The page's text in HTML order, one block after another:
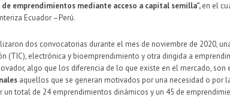
emprendimientos mediante acceso a capital semilla”,en el
Ecuador –Perú.
dos convocatorias durante el mes de noviembre de 2020,
(TIC), electrónica y bioemprendimiento y otra dirigida a
algo que los diferencia de lo que existe en el mercado,
aquellos que se generan motivados por una necesidad o
total de 24 emprendimientos dinámicos y un 45 de